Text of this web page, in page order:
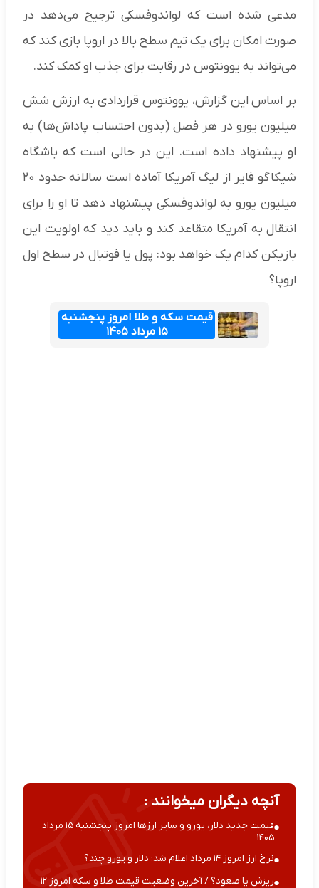
مدعی شده است که لواندوفسکی ترجیح می‌دهد در
صورت امکان برای یک تیم سطح بالا در اروپا بازی کند که
می‌تواند به یوونتوس در رقابت برای جذب او کمک کند.
بر اساس این گزارش، یوونتوس قراردادی به ارزش شش
میلیون یورو در هر فصل (بدون احتساب پاداش‌ها) به
او پیشنهاد داده است. این در حالی است که باشگاه
شیکاگو فایر از لیگ آمریکا آماده است سالانه حدود ۲۰
میلیون یورو به لواندوفسکی پیشنهاد دهد تا او را برای
انتقال به آمریکا متقاعد کند و باید دید که اولویت این
بازیکن کدام یک خواهد بود: پول یا فوتبال در سطح اول
اروپا؟
قیمت سکه و طلا امروز پنجشنبه
۱۵ مرداد ۱۴۰۵
آنچه دیگران میخوانند :
قیمت جدید دلار، یورو و سایر ارزها امروز پنجشنبه ۱۵ مرداد
۱۴۰۵
نرخ ارز امروز ۱۴ مرداد اعلام شد؛ دلار و یورو چند؟
ریزش یا صعود؟ / آخرین وضعیت قیمت طلا و سکه امروز ۱۲